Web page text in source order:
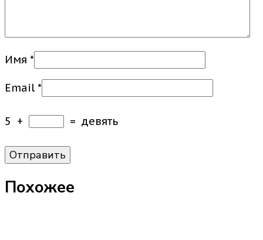
Имя *
Email *
5 + = девять
Похожее